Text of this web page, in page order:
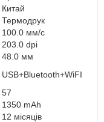
Китай
Термодрук
100.0 мм/с
203.0 dpi
48.0 мм
USB+Bluetooth+WiFI
57
1350 mAh
12 місяців